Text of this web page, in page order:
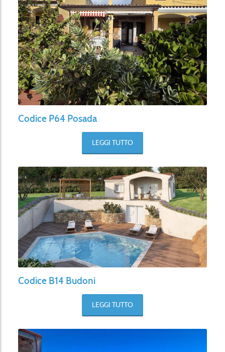
Codice P64 Posada
LEGGI TUTTO
Codice B14 Budoni
LEGGI TUTTO